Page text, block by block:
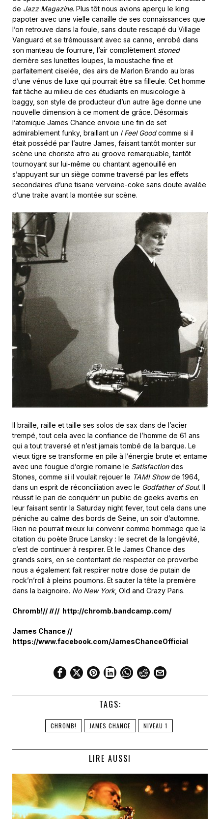
de Jazz Magazine. Plus tôt nous avions aperçu le king
papoter avec une vielle canaille de ses connaissances que
l’on retrouve dans la foule, sans doute rescapé du Village
Vanguard et se trémoussant avec sa canne, enrobé dans
son manteau de fourrure, l’air complètement stoned
derrière ses lunettes loupes, la moustache fine et
parfaitement ciselée, des airs de Marlon Brando au bras
d’une vénus de luxe qui pourrait être sa filleule. Cet homme
fait tâche au milieu de ces étudiants en musicologie à
baggy, son style de producteur d’un autre âge donne une
nouvelle dimension à ce moment de grâce. Désormais
l’atomique James Chance envoie une fin de set
admirablement funky, braillant un I Feel Goodcomme si il
était possédé par l’autre James, faisant tantôt monter sur
scène une choriste afro au groove remarquable, tantôt
tournoyant sur lui-même ou chantant agenouillé en
s’appuyant sur un siège comme traversé par les effets
secondaires d’une tisane verveine-coke sans doute avalée
d’une traite avant la montée sur scène.
Il braille, raille et taille ses solos de sax dans de l’acier
trempé, tout cela avec la confiance de l’homme de 61 ans
qui a tout traversé et n’est jamais tombé de la barque. Le
vieux tigre se transforme en pile à l’énergie brute et entame
avec une fougue d’orgie romaine le Satisfactiondes
Stones, comme si il voulait rejouer le TAMI Showde 1964,
dans un esprit de réconciliation avec le Godfather of Soul. Il
réussit le pari de conquérir un public de geeks avertis en
leur faisant sentir la Saturday night fever, tout cela dans une
péniche au calme des bords de Seine, un soir d’automne.
Rien ne pourrait mieux lui convenir comme hommage que la
citation du poète Bruce Lansky : le secret de la longévité,
c’est de continuer à respirer. Et le James Chance des
grands soirs, en se contentant de respecter ce proverbe
nous a également fait respirer notre dose de putain de
rock’n’roll à pleins poumons. Et sauter la tête la première
dans la baignoire. No New York, Old and Crazy Paris.
Chromb!// II// http://chromb.bandcamp.com/
James Chance //
https://www.facebook.com/JamesChanceOfficial
TAGS:
CHROMB! JAMES CHANCE NIVEAU 1
LIRE AUSSI